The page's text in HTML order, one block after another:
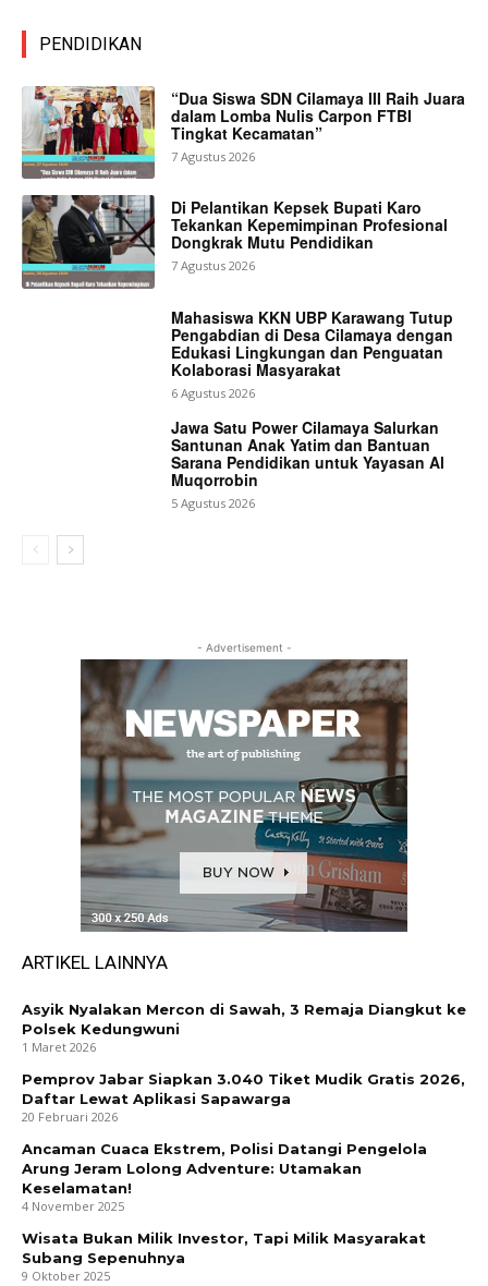
PENDIDIKAN
“Dua Siswa SDN Cilamaya III Raih Juara
dalam Lomba Nulis Carpon FTBI
Tingkat Kecamatan”
7 Agustus 2026
Di Pelantikan Kepsek Bupati Karo
Tekankan Kepemimpinan Profesional
Dongkrak Mutu Pendidikan
7 Agustus 2026
Mahasiswa KKN UBP Karawang Tutup
Pengabdian di Desa Cilamaya dengan
Edukasi Lingkungan dan Penguatan
Kolaborasi Masyarakat
6 Agustus 2026
Jawa Satu Power Cilamaya Salurkan
Santunan Anak Yatim dan Bantuan
Sarana Pendidikan untuk Yayasan Al
Muqorrobin
5 Agustus 2026
- Advertisement -
ARTIKEL LAINNYA
Asyik Nyalakan Mercon di Sawah, 3 Remaja Diangkut ke
Polsek Kedungwuni
1 Maret 2026
Pemprov Jabar Siapkan 3.040 Tiket Mudik Gratis 2026,
Daftar Lewat Aplikasi Sapawarga
20 Februari 2026
Ancaman Cuaca Ekstrem, Polisi Datangi Pengelola
Arung Jeram Lolong Adventure: Utamakan
Keselamatan!
4 November 2025
Wisata Bukan Milik Investor, Tapi Milik Masyarakat
Subang Sepenuhnya
9 Oktober 2025